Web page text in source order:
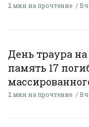
2 мин на прочтение
День траура
память 17
2 мин на прочтение